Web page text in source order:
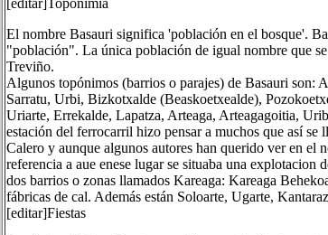
[editar]Toponimia
El nombre Basauri significa 'población en el bosque'.
"población". La única población de igual nombre que
Treviño.
Algunos topónimos (barrios o parajes) de Basauri
Sarratu, Urbi, Bizkotxalde (Beaskoetxealde),
Uriarte, Errekalde, Lapatza, Arteaga, Arteagagoitia,
estación del ferrocarril hizo pensar a muchos que así
Calero y aunque algunos autores han querido ver en el
referencia a aue enese lugar se situaba una
dos barrios o zonas llamados Kareaga: Kareaga
fábricas de cal. Además están Soloarte, Ugarte,
[editar]Fiestas